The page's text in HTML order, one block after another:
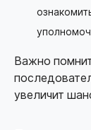
Важно
увеличит